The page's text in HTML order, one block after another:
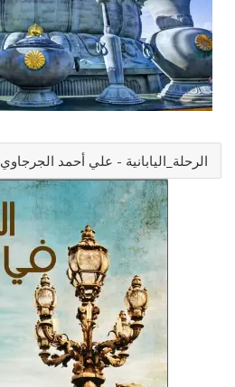
الرحلة_اليابانية - علي أحمد الجرجاوي